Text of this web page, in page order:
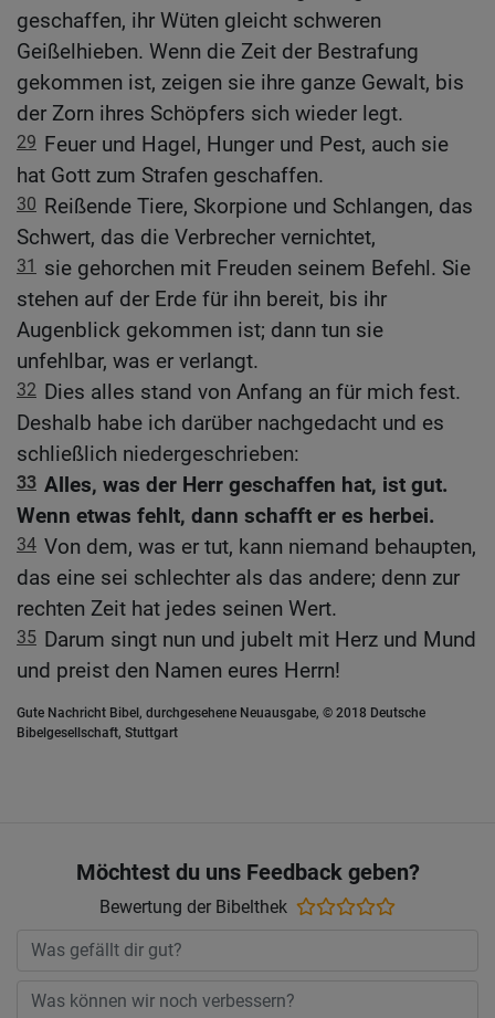
geschaffen, ihr Wüten gleicht schweren
Geißelhieben. Wenn die Zeit der Bestrafung
gekommen ist, zeigen sie ihre ganze Gewalt, bis
der Zorn ihres Schöpfers sich wieder legt.
29 Feuer und Hagel, Hunger und Pest, auch sie
hat Gott zum Strafen geschaffen.
30 Reißende Tiere, Skorpione und Schlangen, das
Schwert, das die Verbrecher vernichtet,
31
sie gehorchen mit Freuden seinem Befehl. Sie
stehen auf der Erde für ihn bereit, bis ihr
Augenblick gekommen ist; dann tun sie
unfehlbar, was er verlangt.
32 Dies alles stand von Anfang an für mich fest.
Deshalb habe ich darüber nachgedacht und es
schließlich niedergeschrieben:
33 Alles, was der Herr geschaffen hat, ist gut.
Wenn etwas fehlt, dann schafft er es herbei.
34 Von dem, was er tut, kann niemand behaupten,
das eine sei schlechter als das andere; denn zur
rechten Zeit hat jedes seinen Wert.
35 Darum singt nun und jubelt mit Herz und Mund
und preist den Namen eures Herrn!
Gute Nachricht Bibel, durchgesehene Neuausgabe, © 2018 Deutsche
Bibelgesellschaft, Stuttgart
Möchtest du uns Feedback geben?
Bewertung der Bibelthek